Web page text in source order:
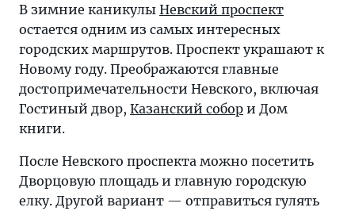
В зимние каникулы Невский проспект
остается одним из самых интересных
городских маршрутов. Проспект украшают к
Новому году. Преображаются главные
достопримечательности Невского, включая
Гостиный двор, Казанский собор и Дом
книги.
После Невского проспекта можно посетить
Дворцовую площадь и главную городскую
елку. Другой вариант — отправиться гулять